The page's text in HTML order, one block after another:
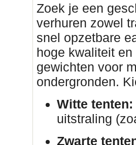
Zoek je een
verhuren zowel
snel opzetbare
hoge kwaliteit
gewichten voor
ondergronden.
Witte tenten:
uitstraling
Zwarte